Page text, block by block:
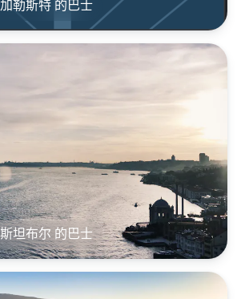
勒斯特 的巴士
坦布尔 的巴士